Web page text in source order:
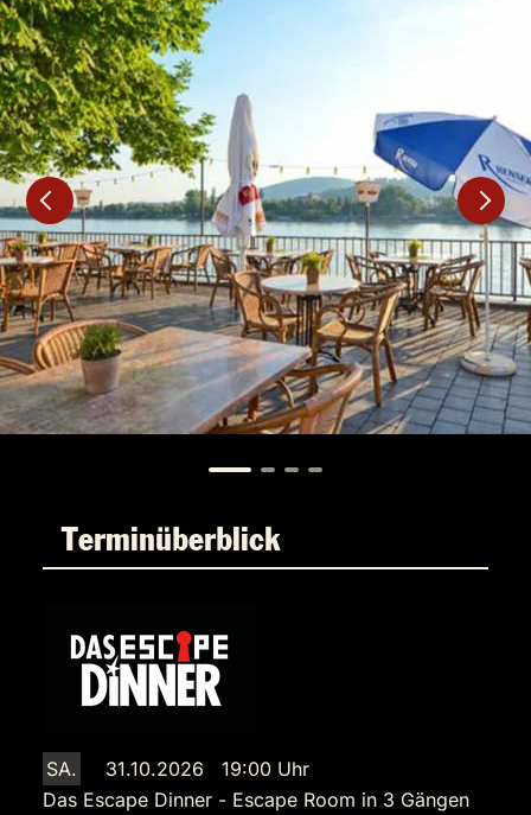
Terminüberblick
SA.
31.10.2026 19:00 Uhr
Das Escape Dinner - Escape Room in 3 Gängen